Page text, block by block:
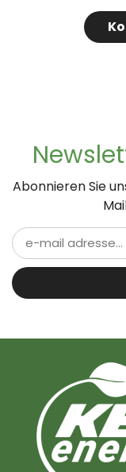
Abonnieren Sie